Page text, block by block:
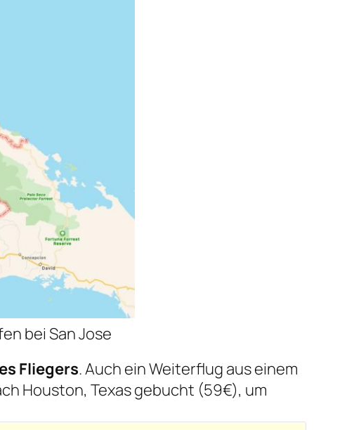
bei San Jose
Fliegers. Auch ein Weiterflug aus einem
Houston, Texas gebucht (59€), um